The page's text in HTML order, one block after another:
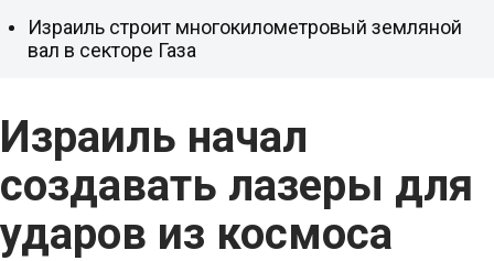
Израиль начал
создавать лазеры для
ударов из космоса
Израиль строит многокилометровый земляной
вал в секторе Газа